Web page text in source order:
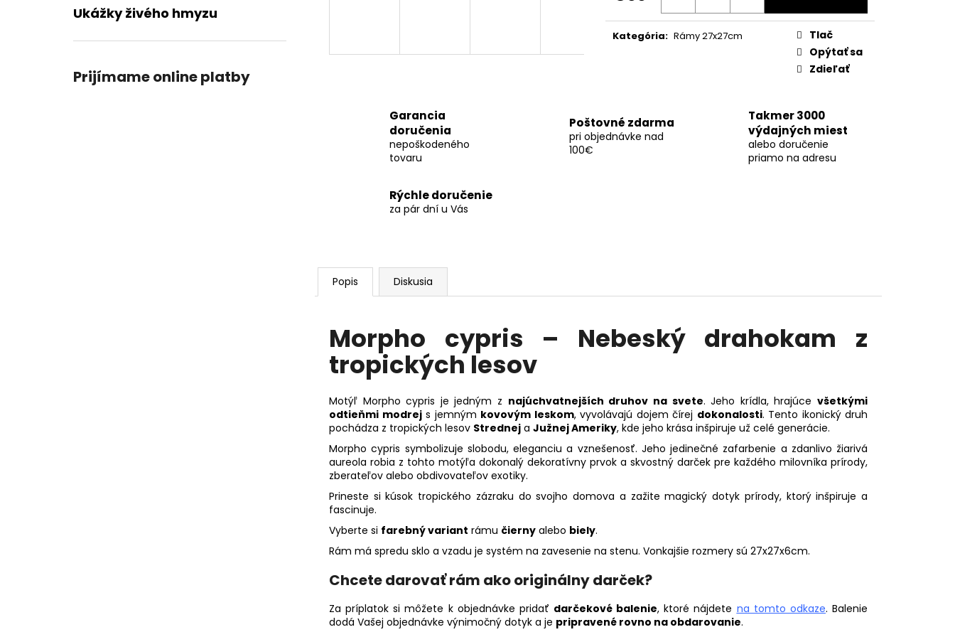
Ukážky živého hmyzu
Prijímame online platby
Jednotková
cena:
Kategória: Rámy 27x27cm
Tlač
Opýtať sa
Zdieľať
Garancia
doručenia
nepoškodeného
tovaru
Poštovné zdarma
pri objednávke nad
100€
Takmer 3000
výdajných miest
alebo doručenie
priamo na adresu
Rýchle doručenie
za pár dní u Vás
Popis Diskusia
Morpho cypris – Nebeský drahokam z
tropických lesov
Motýľ Morpho cypris je jedným z najúchvatnejších druhov na svete. Jeho krídla, hrajúcevšetkými
odtieňmi modrejs jemným kovovým leskom, vyvolávajú dojem čírej dokonalosti. Tento ikonický druh
pochádza z tropických lesov Strednej a Južnej Ameriky, kde jeho krása inšpiruje už celé generácie.
Morpho cypris symbolizuje slobodu, eleganciu a vznešenosť. Jeho jedinečné zafarbenie a zdanlivo žiarivá
aureola robia z tohto motýľa dokonalý dekoratívny prvok a skvostný darček pre každého milovníka prírody,
zberateľov alebo obdivovateľov exotiky.
Prineste si kúsok tropického zázraku do svojho domova a zažite magický dotyk prírody, ktorý inšpiruje a
fascinuje.
Vyberte si farebný variant rámu čierny alebo biely.
Rám má spredu sklo a vzadu je systém na zavesenie na stenu. Vonkajšie rozmery sú 27x27x6cm.
Chcete darovať rám ako originálny darček?
Za príplatok si môžete k objednávke pridať darčekové balenie, ktoré nájdete na tomto odkaze. Balenie
dodá Vašej objednávke výnimočný dotyk a je pripravené rovno na obdarovanie.